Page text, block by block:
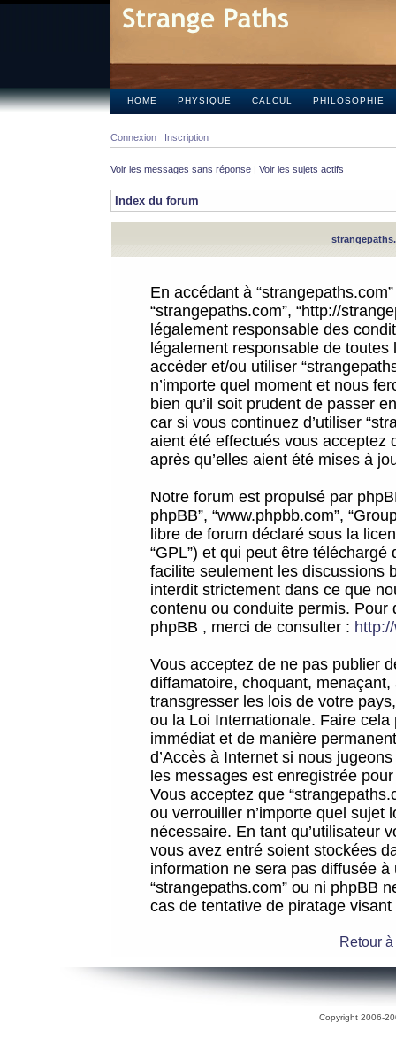
HOME PHYSIQUE CALCUL PHILOSOPHIE
Connexion Inscription
Voir les messages sans réponse | Voir les sujets actifs
Index du forum
En accédant à
“strangepaths.com”, “http://
légalement responsable des
légalement responsable de
accéder et/ou utiliser
n’importe quel moment et nous
bien qu’il soit prudent de passer
car si vous continuez d’utiliser
aient été effectués vous acceptez
après qu’elles aient été mises à
Notre forum est propulsé par
phpBB”, “www.phpbb.com”,
libre de forum déclaré sous la
“GPL”) et qui peut être téléchargé
facilite seulement les discussions
interdit strictement dans ce que
contenu ou conduite permis.
phpBB , merci de consulter :
Vous acceptez de ne pas publier
diffamatoire, choquant,
transgresser les lois de votre
ou la Loi Internationale. Faire
immédiat et de manière
d’Accès à Internet si nous
les messages est enregistrée
Vous acceptez que
ou verrouiller n’importe quel sujet
nécessaire. En tant qu’utilisateur
vous avez entré soient stockées
information ne sera pas diffusée
“strangepaths.com” ou ni phpBB
cas de tentative de piratage
Retour
Copyright 2006-